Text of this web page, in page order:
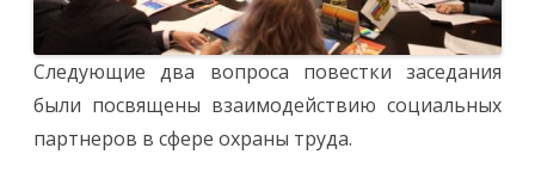
Следующие два вопроса повестки заседания
были посвящены взаимодействию социальных
партнеров в сфере охраны труда.